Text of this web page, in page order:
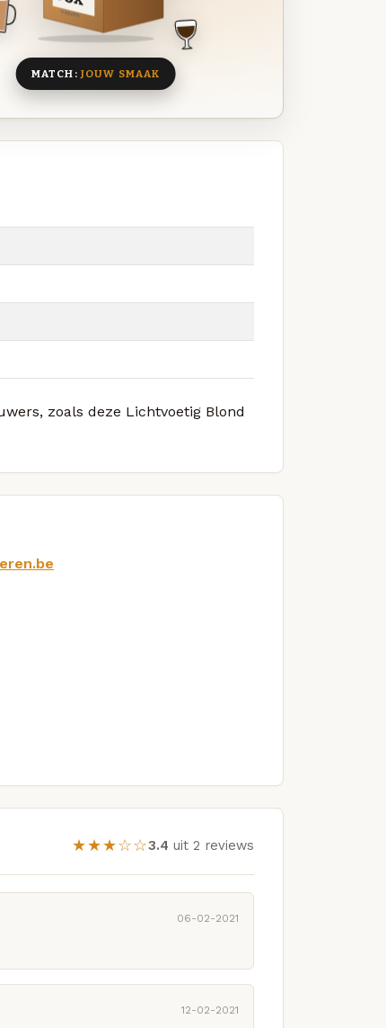
8 BIEREN
MATCH: JOUW SMAAK
zoals deze Lichtvoetig Blond
★★★☆☆3.4 uit 2 reviews
06-02-2021
12-02-2021